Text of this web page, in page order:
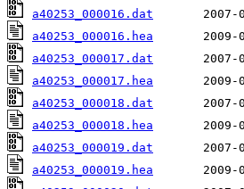
a40253_000016.dat
a40253_000016.hea
a40253_000017.dat
a40253_000017.hea
a40253_000018.dat
a40253_000018.hea
a40253_000019.dat
a40253_000019.hea